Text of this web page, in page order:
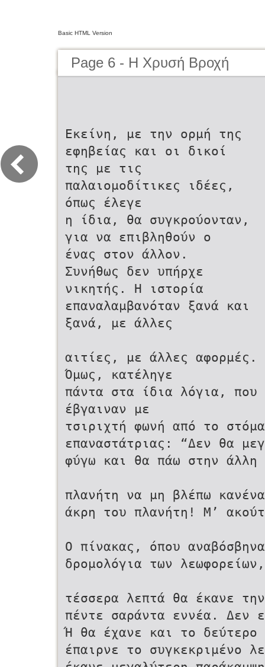
Basic HTML Version
Page 6 - Η Χρυσή Βροχή
Εκείνη, με την ορμή της
εφηβείας και οι δικοί
της με τις
παλαιομοδίτικες ιδέες,
όπως έλεγε
η ίδια, θα συγκρούονταν,
για να επιβληθούν ο
ένας στον άλλον.
Συνήθως δεν υπήρχε
νικητής. Η ιστορία
επαναλαμβανόταν ξανά και
ξανά, με άλλες
αιτίες, με άλλες αφορμές.
Όμως, κατέληγε
πάντα στα ίδια λόγια, που
έβγαιναν με
τσιριχτή φωνή από το
επαναστάτριας: “Δεν θα
φύγω και θα πάω στην άλλη
πλανήτη να μη βλέπω
άκρη του πλανήτη! Μ’
Ο πίνακας, όπου
δρομολόγια των
τέσσερα λεπτά θα έκανε
πέντε σαράντα εννέα. Δεν
Ή θα έχανε και το δεύτερο
έπαιρνε το συγκεκριμένο